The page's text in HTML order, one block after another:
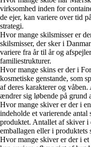
virksomhed inden for
de ejer, kan variere over tid
strategi.
Hvor mange skilsmisser er
skilsmisser, der sker i
variere fra år til år og
familiestrukturer.
Hvor mange skins er der i
kosmetiske genstande, som
af deres karakterer og
ændrer sig løbende på grund
Hvor mange skiver er der i
indeholde et varierende
produktet. Antallet af skiver
emballagen eller i produktets
Hvor mange skiver er der i